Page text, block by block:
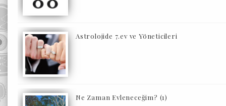
Astrolojide 7.ev ve Yöneticileri
Ne Zaman Evleneceğim? (1)